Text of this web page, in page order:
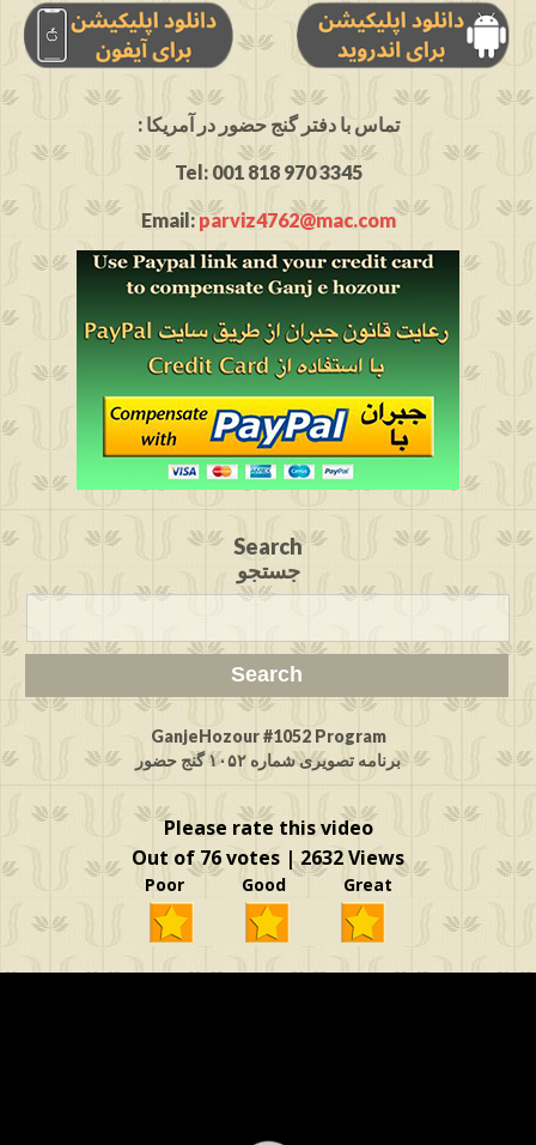
: تماس با دفتر گنج حضور در آمریکا
Tel: 001 818 970 3345
Email:parviz4762@mac.com
Search
جستجو
GanjeHozour #1052 Program
برنامه تصویری شماره ۱۰۵۲ گنج حضور
Please rate this video
Out of 76 votes | 2632 Views
Poor Good Great